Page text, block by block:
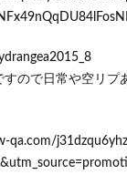
ので日常や空リプ